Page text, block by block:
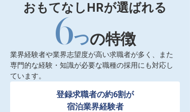
おもてなしHRが選ばれる
6つの特徴
業界経験者や業界志望度が高い求職者が多く、また
専門的な経験・知識が必要な職種の採用にも対応し
ています。
登録求職者の約6割が
宿泊業界経験者